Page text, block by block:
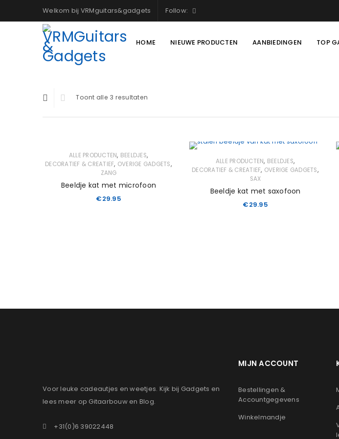
JE WACHTWOORD VERGETEN?
Welkom bij VRMguitars&gadgets Follow:
HOME NIEUWE PRODUCTEN AANBIEDINGEN TOP
Toont alle 3 resultaten
ALLE PRODUCTEN, BEELDJES,
DECORATIEF & CREATIEF, OVERIGE GADGETS,
ZANG
Beeldje kat met microfoon
€29.95
ALLE PRODUCTEN, BEELDJES,
DECORATIEF & CREATIEF, OVERIGE GADGETS,
SAX
Beeldje kat met saxofoon
€29.95
Voor leuke cadeautjes en weetjes. Kijk bij Gadgets en
lees meer op Gitaarbouw en Blog.
+31(0)6 39022448
MIJN ACCOUNT
Bestellingen &
Accountgegevens
Winkelmandje